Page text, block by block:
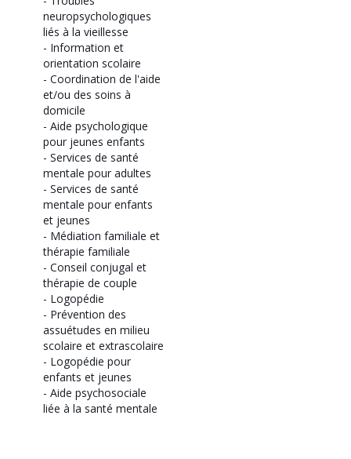
neuropsychologiques
liés à la vieillesse
- Information et
orientation scolaire
- Coordination de l'aide
et/ou des soins à
domicile
- Aide psychologique
pour jeunes enfants
- Services de santé
mentale pour adultes
- Services de santé
mentale pour enfants
et jeunes
- Médiation familiale et
thérapie familiale
- Conseil conjugal et
thérapie de couple
- Logopédie
- Prévention des
assuétudes en milieu
scolaire et extrascolaire
- Logopédie pour
enfants et jeunes
- Aide psychosociale
liée à la santé mentale